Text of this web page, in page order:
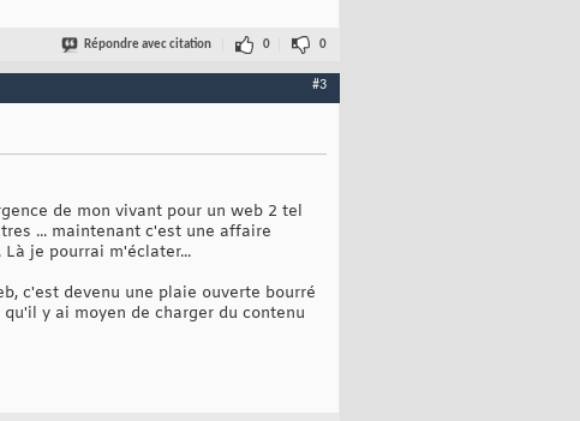
Répondre avec citation 0 0
#3
de mon vivant pour un web 2 tel
... maintenant c'est une affaire
je pourrai m'éclater...
c'est devenu une plaie ouverte bourré
y ai moyen de charger du contenu